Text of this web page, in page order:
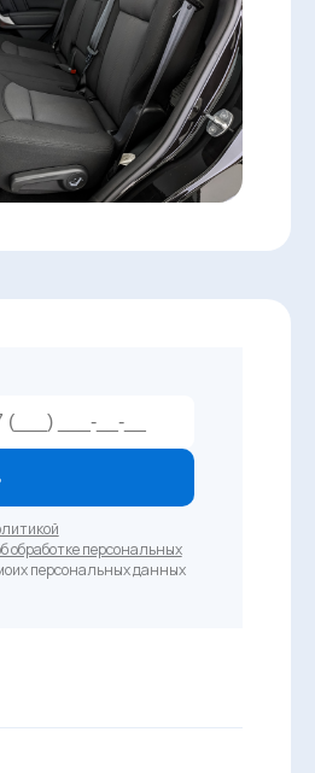
обработке персональных
персональных данных